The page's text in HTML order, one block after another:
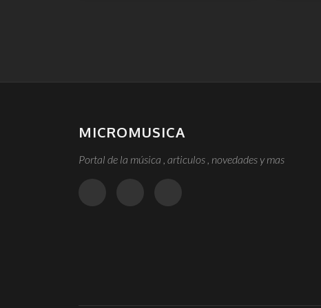
MICROMUSICA
Portal de la música , articulos , novedades y mas